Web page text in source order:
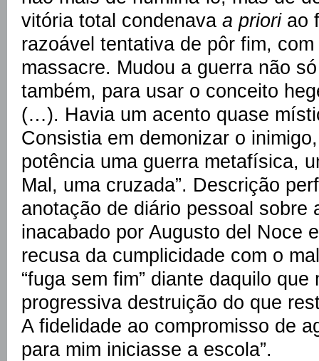
vitória total condenava a prioriao
razoável tentativa de pôr fim,
massacre. Mudou a guerra não
também, para usar o conceito
(…). Havia um acento quase
Consistia em demonizar o
potência uma guerra metafísica,
Mal, uma cruzada”. Descrição
anotação de diário pessoal sobre
inacabado por Augusto del Noce
recusa da cumplicidade com o
“fuga sem fim” diante daquilo
progressiva destruição do que
A fidelidade ao compromisso de
para mim iniciasse a escola”.